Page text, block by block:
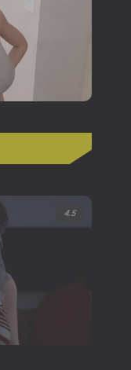
4.5